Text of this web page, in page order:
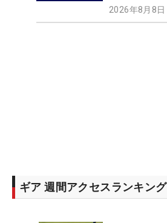
2026年8月8
ギア 週間アクセスランキング